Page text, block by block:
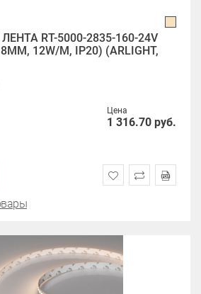
RT-5000-2835-160-24V
12W/M, IP20) (ARLIGHT,
Цена
1 316.70 руб.